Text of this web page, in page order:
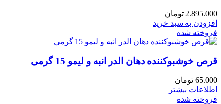
2.895.000 تومان
افزودن به سبد خرید
فروخته شده
قرص خوشبوکننده دهان الدر انبه و لیمو 15 گرمی
65.000 تومان
اطلاعات بیشتر
فروخته شده